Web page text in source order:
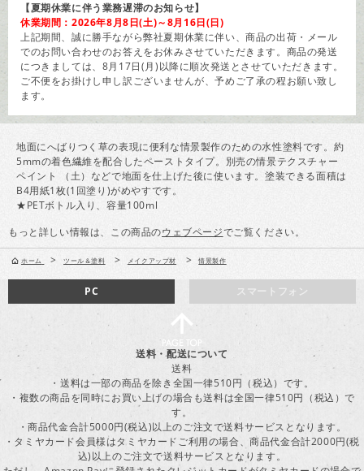
【夏期休業に伴う業務遅滞のお知らせ】
休業期間：2026年8月8日(土)～8月16日(日)
上記期間、誠に勝手ながら弊社夏期休業に伴い、商品の出荷・メール
でのお問い合わせのお答えをお休みさせていただきます。商品の発送
につきましては、8月17日(月)以降に順次発送とさせていただきます。
ご不便をお掛けし申し訳ございませんが、予めご了承の程お願い致し
ます。
地面にへばりつく草の表現に便利な情景製作のための水性塗料です。約
5mmの着色繊維を配合したペーストタイプ。別売の情景テクスチャー
ペイント （土）などで地面を仕上げた後に使います。塗装できる面積は
B4用紙1枚(1回塗り)がめやすです。
★PETボトル入り、容量100ml
もっと詳しい情報は、この商品のウェブページでご覧ください。
ホーム > ツール＆塗料 > メイクアップ材 > 情景製作
スマートフォン
PC
送料・配送について
送料
・送料は一部の商品を除き全国一律510円（税込）です。
・複数の商品を同時にお買い上げの場合も送料は全国一律510円（税込）で
す。
・商品代金合計5000円(税込)以上のご注文で送料サービスとなります。
・タミヤカード会員様はタミヤカードご利用の場合、商品代金合計2000円(税
込)以上のご注文で送料サービスとなります。